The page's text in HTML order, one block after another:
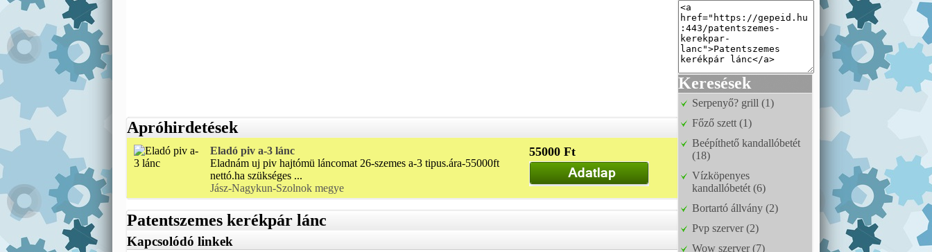
Apróhirdetések
Eladó piv a-3 lánc
Eladnám uj piv hajtómü láncomat 26-szemes a-3 tipus.ára-55000ft
nettó.ha szükséges ...
Jász-Nagykun-Szolnok megye
55000 Ft
Patentszemes kerékpár lánc
Kapcsolódó linkek
Keresések
Serpenyő? grill (1)
Főző szett (1)
Beépíthető kandallóbetét
(18)
Vízköpenyes
kandallóbetét (6)
Bortartó állvány (2)
Pvp szerver (2)
Wow szerver (7)